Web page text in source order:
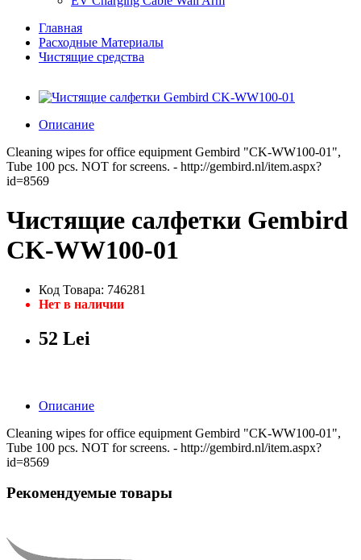
Главная
Расходные Материалы
Чистящие средства
Описание
Cleaning wipes for office equipment Gembird "CK-WW100-01",
Tube 100 pcs. NOT for screens. - http://gembird.nl/item.aspx?
id=8569
Чистящие салфетки Gembird
CK-WW100-01
Код Товара: 746281
Нет в наличии
52 Lei
Описание
Cleaning wipes for office equipment Gembird "CK-WW100-01",
Tube 100 pcs. NOT for screens. - http://gembird.nl/item.aspx?
id=8569
Рекомендуемые товары